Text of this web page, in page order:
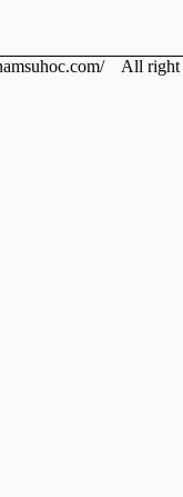
All right